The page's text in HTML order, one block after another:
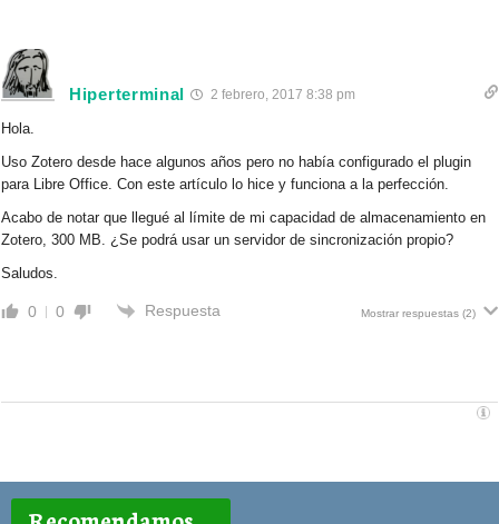
Hiperterminal 2 febrero, 2017 8:38 pm
Hola.
Uso Zotero desde hace algunos años pero no había configurado el plugin
para Libre Office. Con este artículo lo hice y funciona a la perfección.
Acabo de notar que llegué al límite de mi capacidad de almacenamiento en
Zotero, 300 MB. ¿Se podrá usar un servidor de sincronización propio?
Saludos.
0 0 Respuesta Mostrar respuestas (2)